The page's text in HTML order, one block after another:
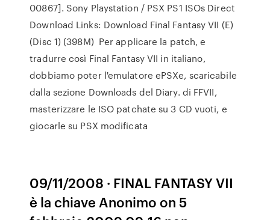
00867]. Sony Playstation / PSX PS1 ISOs Direct
Download Links: Download Final Fantasy VII (E)
(Disc 1) (398M) Per applicare la patch, e
tradurre così Final Fantasy VII in italiano,
dobbiamo poter l'emulatore ePSXe, scaricabile
dalla sezione Downloads del Diary. di FFVII,
masterizzare le ISO patchate su 3 CD vuoti, e
giocarle su PSX modificata
09/11/2008 · FINAL FANTASY VII
è la chiave Anonimo on 5